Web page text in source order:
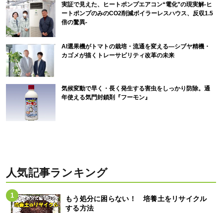
実証で見えた、ヒートポンプエアコン“電化”の現実解-ヒ
ートポンプのみのCO2削減ボイラーレスハウス、反収1.5
倍の驚異-
AI選果機がトマトの栽培・流通を変える―シブヤ精機・
カゴメが描くトレーサビリティ改革の未来
気候変動で早く・長く発生する害虫をしっかり防除。通
年使える気門封鎖剤『フーモン』
人気記事ランキング
もう処分に困らない！ 培養土をリサイクル
する方法